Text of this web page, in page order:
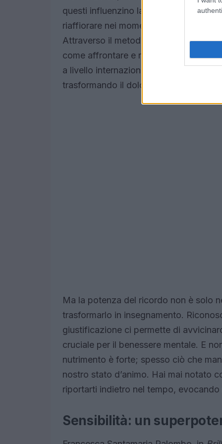
questi influenzino la nostra vita
riaffiorare nei momenti meno
Attraverso il metodo EMDR, l’autrice
come affrontare e rielaborare i nostri
a livello internazionale, offre strumenti
trasformando il dolore in opportunità
Ma la potenza del ricordo non è solo
trasformarlo in insegnamento.
giustificazione ci permette di
cruciale per il benessere mentale. E
nutrimento è forte; spesso ciò che
nostro stato d’animo. Hai mai notato
riportarti indietro nel tempo, evocando
Sensibilità: un